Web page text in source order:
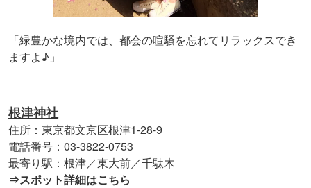
「緑豊かな境内では、都会の喧騒を忘れてリラックスでき
ますよ♪」
根津神社
住所：東京都文京区根津1-28-9
電話番号：03-3822-0753
最寄り駅：根津／東大前／千駄木
⇒スポット詳細はこちら